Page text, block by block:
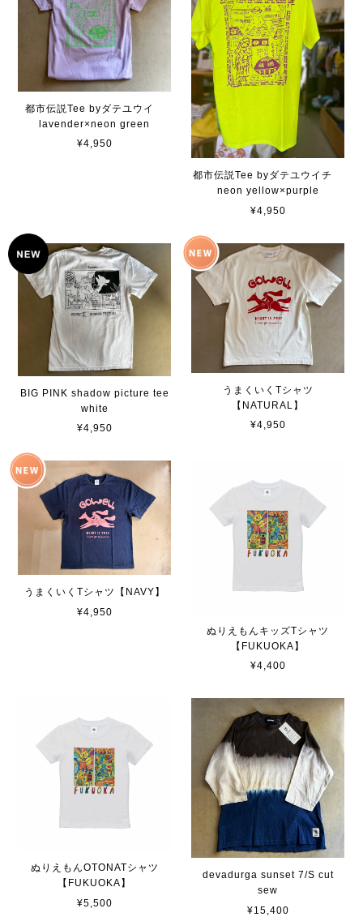
都市伝説Tee byダテユウイ
lavender×neon green
¥4,950
都市伝説Tee byダテユウイチ
neon yellow×purple
¥4,950
BIG PINK shadow picture tee
white
¥4,950
うまくいくTシャツ
【NATURAL】
¥4,950
うまくいくTシャツ【NAVY】
¥4,950
ぬりえもんキッズTシャツ
【FUKUOKA】
¥4,400
ぬりえもんOTONATシャツ
【FUKUOKA】
¥5,500
devadurga sunset 7/S cut
sew
¥15,400